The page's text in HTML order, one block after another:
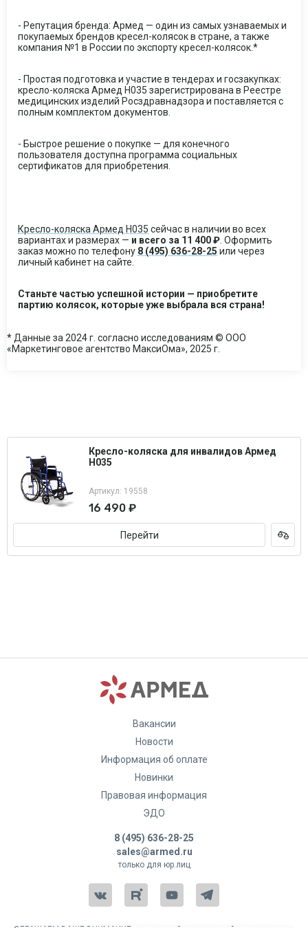
- Репутация бренда: Армед — один из самых узнаваемых и
покупаемых брендов кресел-колясок в стране, а также
компания №1 в России по экспорту кресел-колясок.*
- Простая подготовка и участие в тендерах и госзакупках:
кресло-коляска Армед H035 зарегистрирована в Реестре
медицинских изделий Росздравнадзора и поставляется с
полным комплектом документов.
- Быстрое решение о покупке — для конечного
пользователя доступна программа социальных
сертификатов для приобретения.
Кресло-коляска Армед H035 сейчас в наличии во всех
вариантах и размерах — и всего за 11 400 ₽ . Оформить
заказ можно по телефону 8 (495) 636-28-25 или через
личный кабинет на сайте.
Станьте частью успешной истории — приобретите
партию колясок, которые уже выбрала вся страна!
* Данные за 2024 г. согласно исследованиям © ООО
«Маркетинговое агентство МаксиОма», 2025 г.
Кресло-коляска для инвалидов Армед
H035
Артикул: 19558
16 490 ₽
Перейти
Вакансии
Новости
Информация об оплате
Новинки
Правовая информация
ЭДО
8 (495) 636-28-25
sales@armed.ru
только для юр.лиц